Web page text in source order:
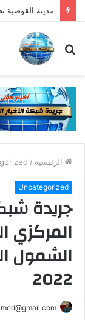
بحث
الرئيسية /
Uncategorized
جريدة
المركزي
الشمول
2022